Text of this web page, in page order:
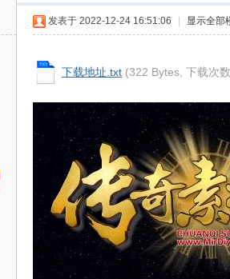
发表于 2022-12-24 16:51:06 显示全部
下载地址.txt (322 Bytes, 下载次